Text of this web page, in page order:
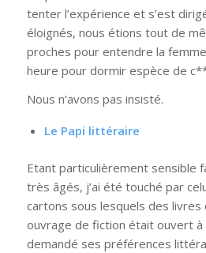
tenter l’expérience et s’est
éloignés, nous étions tout de
proches pour entendre la
heure pour dormir espèce de
Nous n’avons pas insisté.
Le Papi littéraire
Etant particulièrement sensible
très âgés, j’ai été touché par
cartons sous lesquels des livres
ouvrage de fiction était ouvert à
demandé ses préférences